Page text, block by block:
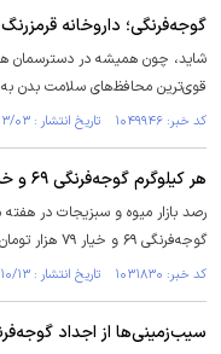
گوجه‌فرنگی؛ داروخانه
شاید، چون همیشه در دسترسمان
قوی‌ترین محافظ‌های سلامت بدن
کد خبر: ۱۰۴۹۹۴۶ تاریخ انتشار : ۱۴۰۵/۰۳/۰۳
هر کیلوگرم گوجه‌فرنگی ۶۹ و خیار ۷۹ هزار تومان شد
گوجه‌فرنگی ۶۹ و خیار ۷۹ هزار تومان در حال فروش است.
کد خبر: ۱۰۳۱۸۳۰ تاریخ انتشار : ۱۴۰۴/۱۰/۱۳
سیب‌زمینی‌ها از اجداد